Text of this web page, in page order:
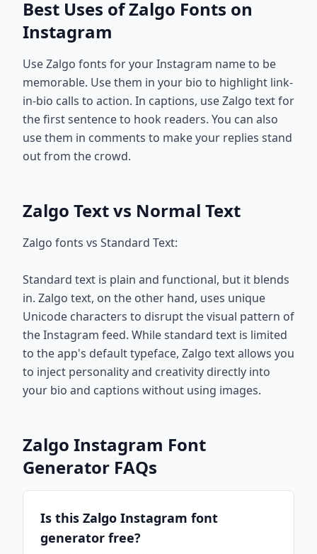
Best Uses of Zalgo Fonts on
Instagram
Use Zalgo fonts for your Instagram name to be
memorable. Use them in your bio to highlight link-
in-bio calls to action. In captions, use Zalgo text for
the first sentence to hook readers. You can also
use them in comments to make your replies stand
out from the crowd.
Zalgo Text vs Normal Text
Zalgo fonts vs Standard Text:
Standard text is plain and functional, but it blends
in. Zalgo text, on the other hand, uses unique
Unicode characters to disrupt the visual pattern of
the Instagram feed. While standard text is limited
to the app's default typeface, Zalgo text allows you
to inject personality and creativity directly into
your bio and captions without using images.
Zalgo Instagram Font
Generator FAQs
Is this Zalgo Instagram font
generator free?